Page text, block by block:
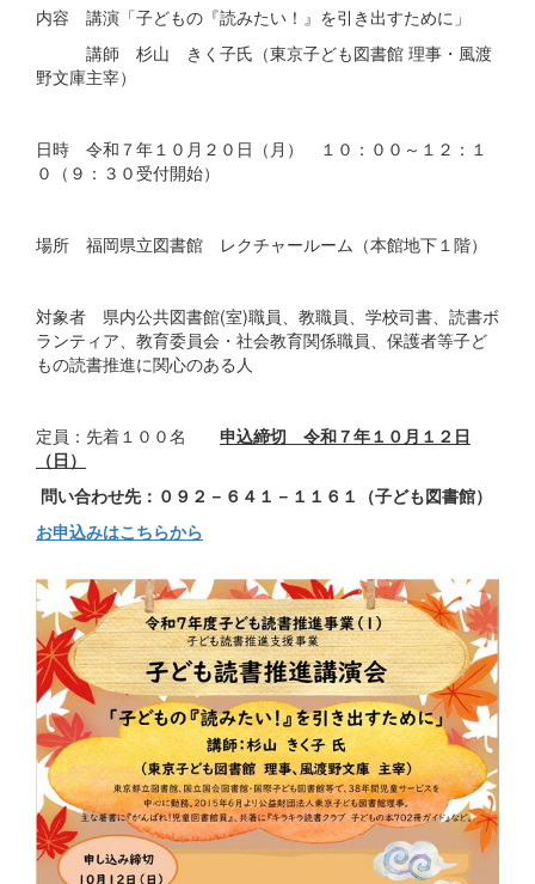
内容 講演「子どもの『読みたい！』を引き出すために」
講師 杉山 きく子氏（東京子ども図書館 理事・風渡
野文庫主宰）
日時 令和７年１０月２０日（月） １０：００～１２：１
０（９：３０受付開始）
場所 福岡県立図書館 レクチャールーム（本館地下１階）
対象者 県内公共図書館(室)職員、教職員、学校司書、読書ボ
ランティア、教育委員会・社会教育関係職員、保護者等子ど
もの読書推進に関心のある人
定員：先着１００名 申込締切 令和７年１０月１２日
（日）
問い合わせ先：０９２－６４１－１１６１（子ども図書館）
お申込みはこちらから